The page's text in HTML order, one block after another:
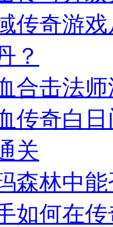
传奇游
？
合击法
传奇白
关
森林中
如何在